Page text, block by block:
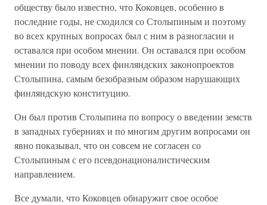
обществу было известно, что Коковцев, особенно в
последние годы, не сходился со Столыпиным и поэтому
во всех крупных вопросах был с ним в разногласии и
оставался при особом мнении. Он оставался при особом
мнении по поводу всех финляндских законопроектов
Столыпина, самым безобразным образом нарушающих
финляндскую конституцию.
Он был против Столыпина по вопросу о введении земств
в западных губерниях и по многим другим вопросами он
явно показывал, что он совсем не согласен со
Столыпиным с его псевдонационалистическим
направлением.
Все думали, что Коковцев обнаружит свое особое